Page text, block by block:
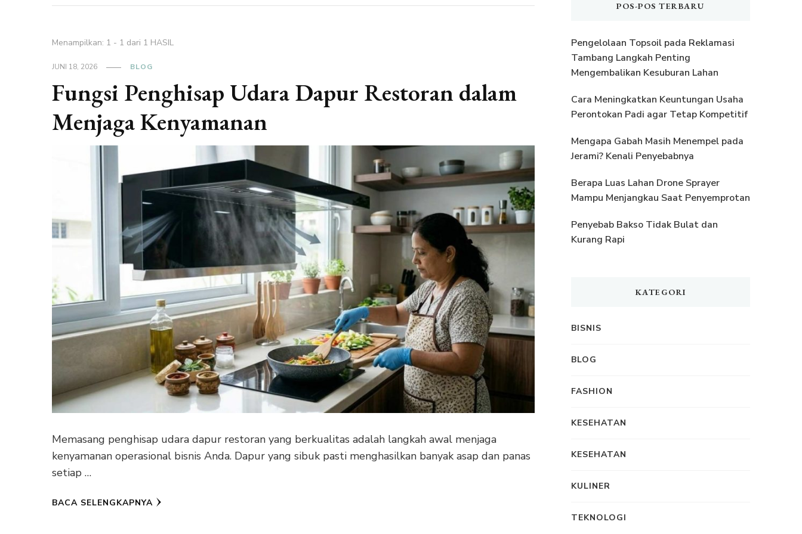
Menampilkan: 1 - 1 dari 1 HASIL
JUNI 18, 2026 BLOG
Fungsi Penghisap Udara Dapur Restoran dalam
Menjaga Kenyamanan
Memasang penghisap udara dapur restoran yang berkualitas adalah langkah awal menjaga
kenyamanan operasional bisnis Anda. Dapur yang sibuk pasti menghasilkan banyak asap dan panas
setiap …
BACA SELENGKAPNYA
POS-POS TERBARU
Pengelolaan Topsoil pada Reklamasi
Tambang Langkah Penting
Mengembalikan Kesuburan Lahan
Cara Meningkatkan Keuntungan Usaha
Perontokan Padi agar Tetap Kompetitif
Mengapa Gabah Masih Menempel pada
Jerami? Kenali Penyebabnya
Berapa Luas Lahan Drone Sprayer
Mampu Menjangkau Saat Penyemprotan
Penyebab Bakso Tidak Bulat dan
Kurang Rapi
KATEGORI
BISNIS
BLOG
FASHION
KESEHATAN
KESEHATAN
KULINER
TEKNOLOGI